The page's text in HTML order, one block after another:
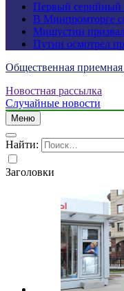
Первый серийный
В Минпромторге
Мишустин призвал
Путин осмотрел
Общественная приемная
Новостная рассылка
Случайные новости
Меню
Найти:
Заголовки